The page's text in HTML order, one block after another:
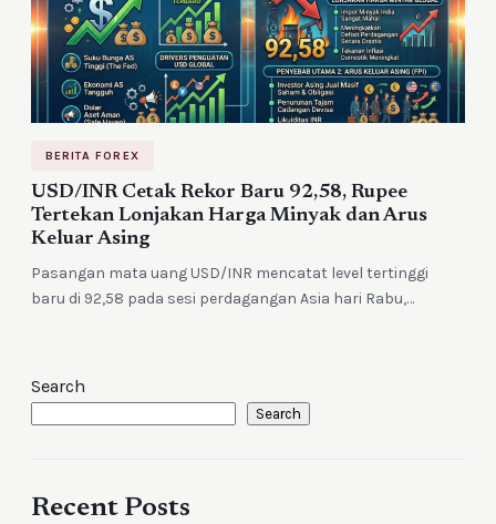
BERITA FOREX
USD/INR Cetak Rekor Baru 92,58, Rupee
Tertekan Lonjakan Harga Minyak dan Arus
Keluar Asing
Pasangan mata uang USD/INR mencatat level tertinggi
baru di 92,58 pada sesi perdagangan Asia hari Rabu,…
Search
Search
Recent Posts